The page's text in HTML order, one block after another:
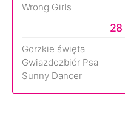
Wrong Girls
28
Gorzkie święta
Gwiazdozbiór Psa
Sunny Dancer